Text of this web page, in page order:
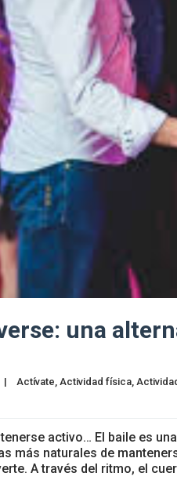
una
| Actívate Actividad física
activo… El baile es
más naturales de
A través del ritmo, el